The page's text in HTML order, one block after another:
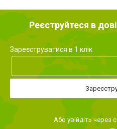
Реєструйтеся в
Зареєструватися в 1 клік
Або увійдіть через